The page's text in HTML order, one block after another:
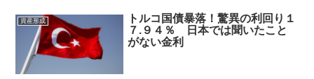
資産形成
トルコ国債暴落！驚異の利回り１
７.９４％ 日本では聞いたこと
がない金利